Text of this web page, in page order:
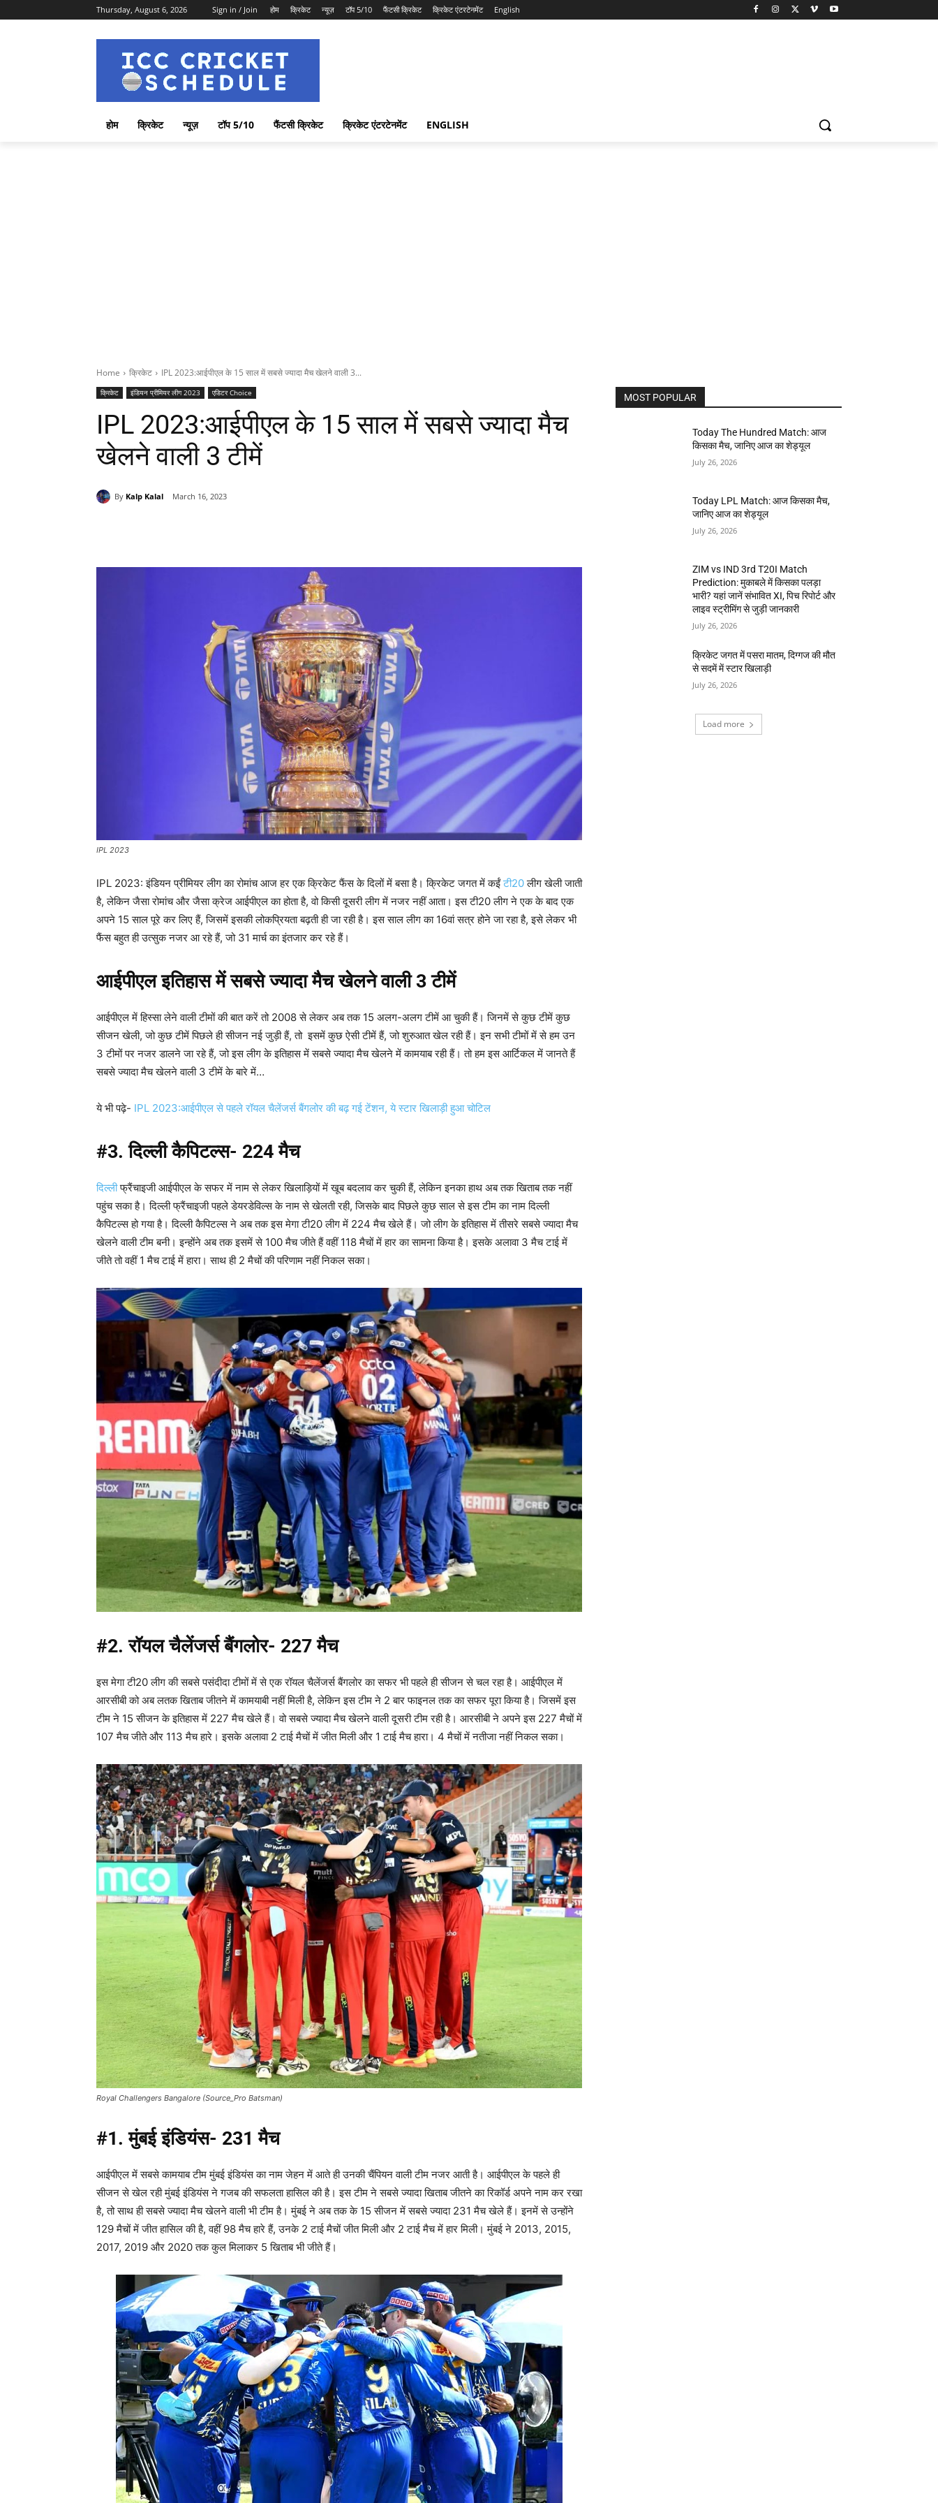
Thursday, August 6, 2026 Sign in / Join होम क्रिकेट न्यूज़ टॉप 5/10 फैंटसी क्रिकेट क्रिकेट एंटरटेनमेंट English
होम क्रिकेट न्यूज़ टॉप 5/10 फैंटसी क्रिकेट क्रिकेट एंटरटेनमेंट ENGLISH
Home क्रिकेट IPL 2023:आईपीएल के 15 साल में सबसे ज्यादा मैच खेलने वाली 3...
क्रिकेट इंडियन प्रीमियर लीग 2023 एडिटर Choice
IPL 2023:आईपीएल के 15 साल में सबसे ज्यादा मैच
खेलने वाली 3 टीमें
By Kalp Kalal March 16, 2023
IPL 2023
IPL 2023: इंडियन प्रीमियर लीग का रोमांच आज हर एक क्रिकेट फैंस के दिलों में बसा है। क्रिकेट जगत में कईंटी20लीग खेली जाती
है, लेकिन जैसा रोमांच और जैसा क्रेज आईपीएल का होता है, वो किसी दूसरी लीग में नजर नहीं आता। इस टी20 लीग ने एक के बाद एक
अपने 15 साल पूरे कर लिए हैं, जिसमें इसकी लोकप्रियता बढ़ती ही जा रही है। इस साल लीग का 16वां सत्र होने जा रहा है, इसे लेकर भी
फैंस बहुत ही उत्सुक नजर आ रहे हैं, जो 31 मार्च का इंतजार कर रहे हैं।
आईपीएल इतिहास में सबसे ज्यादा मैच खेलने वाली 3 टीमें
आईपीएल में हिस्सा लेने वाली टीमों की बात करें तो 2008 से लेकर अब तक 15 अलग-अलग टीमें आ चुकी हैं। जिनमें से कुछ टीमें कुछ
सीजन खेली, जो कुछ टीमें पिछले ही सीजन नई जुड़ी हैं, तो इसमें कुछ ऐसी टीमें हैं, जो शुरुआत खेल रही हैं। इन सभी टीमों में से हम उन
3 टीमों पर नजर डालने जा रहे हैं, जो इस लीग के इतिहास में सबसे ज्यादा मैच खेलने में कामयाब रही हैं। तो हम इस आर्टिकल में जानते हैं
सबसे ज्यादा मैच खेलने वाली 3 टीमें के बारे में…
ये भी पढ़े- IPL 2023:आईपीएल से पहले रॉयल चैलेंजर्स बैंगलोर की बढ़ गई टेंशन, ये स्टार खिलाड़ी हुआ चोटिल
#3. दिल्ली कैपिटल्स- 224 मैच
दिल्लीफ्रैंचाइजी आईपीएल के सफर में नाम से लेकर खिलाड़ियों में खूब बदलाव कर चुकी हैं, लेकिन इनका हाथ अब तक खिताब तक नहीं
पहुंच सका है। दिल्ली फ्रैंचाइजी पहले डेयरडेविल्स के नाम से खेलती रही, जिसके बाद पिछले कुछ साल से इस टीम का नाम दिल्ली
कैपिटल्स हो गया है। दिल्ली कैपिटल्स ने अब तक इस मेगा टी20 लीग में 224 मैच खेले हैं। जो लीग के इतिहास में तीसरे सबसे ज्यादा मैच
खेलने वाली टीम बनी। इन्होंने अब तक इसमें से 100 मैच जीते हैं वहीं 118 मैचों में हार का सामना किया है। इसके अलावा 3 मैच टाई में
जीते तो वहीं 1 मैच टाई में हारा। साथ ही 2 मैचों की परिणाम नहीं निकल सका।
#2. रॉयल चैलेंजर्स बैंगलोर- 227 मैच
इस मेगा टी20 लीग की सबसे पसंदीदा टीमों में से एक रॉयल चैलेंजर्स बैंगलोर का सफर भी पहले ही सीजन से चल रहा है। आईपीएल में
आरसीबी को अब लतक खिताब जीतने में कामयाबी नहीं मिली है, लेकिन इस टीम ने 2 बार फाइनल तक का सफर पूरा किया है। जिसमें इस
टीम ने 15 सीजन के इतिहास में 227 मैच खेले हैं। वो सबसे ज्यादा मैच खेलने वाली दूसरी टीम रही है। आरसीबी ने अपने इस 227 मैचों में
107 मैच जीते और 113 मैच हारे। इसके अलावा 2 टाई मैचों में जीत मिली और 1 टाई मैच हारा। 4 मैचों में नतीजा नहीं निकल सका।
Royal Challengers Bangalore (Source_Pro Batsman)
#1.मुंबई इंडियंस- 231 मैच
आईपीएल में सबसे कामयाब टीम मुंबई इंडियंस का नाम जेहन में आते ही उनकी चैंपियन वाली टीम नजर आती है। आईपीएल के पहले ही
सीजन से खेल रही मुंबई इंडियंस ने गजब की सफलता हासिल की है। इस टीम ने सबसे ज्यादा खिताब जीतने का रिकॉर्ड अपने नाम कर रखा
है, तो साथ ही सबसे ज्यादा मैच खेलने वाली भी टीम है। मुंबई ने अब तक के 15 सीजन में सबसे ज्यादा 231 मैच खेले हैं। इनमें से उन्होंने
129 मैचों में जीत हासिल की है, वहीं 98 मैच हारे हैं, उनके 2 टाई मैचों जीत मिली और 2 टाई मैच में हार मिली। मुंबई ने 2013, 2015,
2017, 2019 और 2020 तक कुल मिलाकर 5 खिताब भी जीते हैं।
MOST POPULAR
Today The Hundred Match: आज
किसका मैच, जानिए आज का शेड्यूल
July 26, 2026
Today LPL Match: आज किसका मैच,
जानिए आज का शेड्यूल
July 26, 2026
ZIM vs IND 3rd T20I Match
Prediction: मुकाबले में किसका पलड़ा
भारी? यहां जानें संभावित XI, पिच रिपोर्ट और
लाइव स्ट्रीमिंग से जुड़ी जानकारी
July 26, 2026
क्रिकेट जगत में पसरा मातम, दिग्गज की मौत
से सदमें में स्टार खिलाड़ी
July 26, 2026
Load more